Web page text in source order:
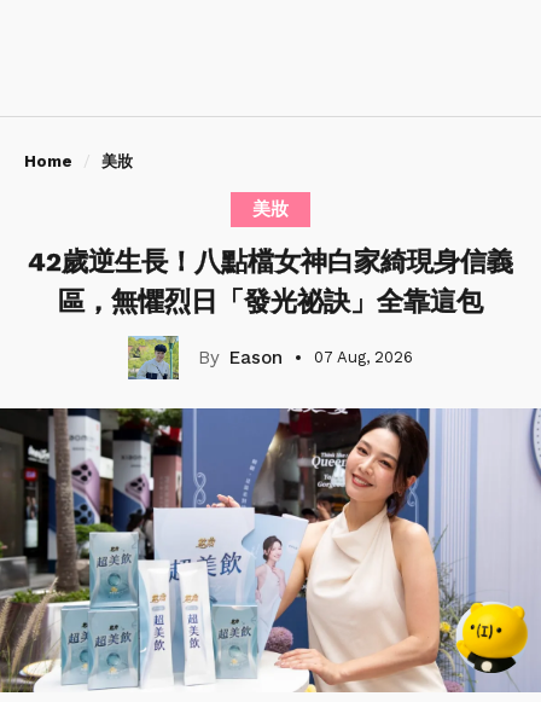
Home 美妝
美妝
42歲逆生長！八點檔女神白家綺現身信義
區，無懼烈日「發光祕訣」全靠這包
Eason 07 Aug, 2026